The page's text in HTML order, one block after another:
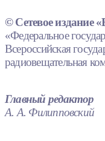
© Сетевое издание
«Федеральное
Всероссийская
радиовещательная
Главный редактор
А. А. Филипповский